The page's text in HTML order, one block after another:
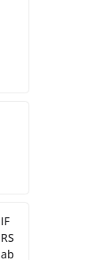
IF
RS
ab